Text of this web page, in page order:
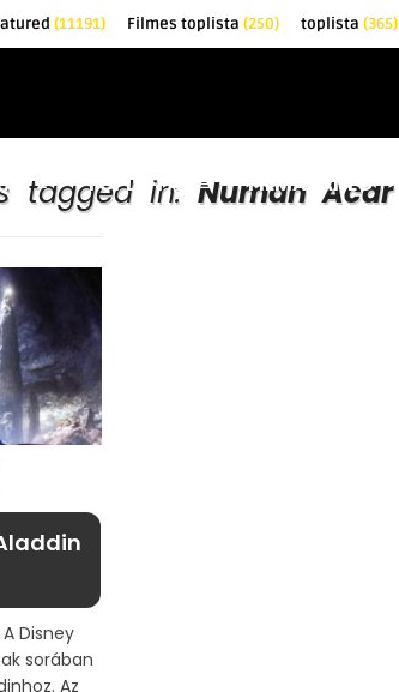
(11191) Filmes toplista (250) toplista (365)
TOPLISTÁK FILMAJÁNLÓ
tagged in: Numan Acar
Disney
sorában
Az